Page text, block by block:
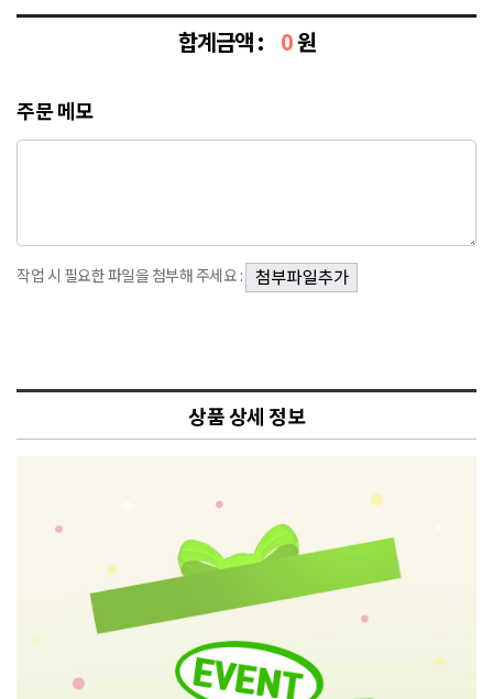
합계금액 : 0원
주문 메모
작업 시 필요한 파일을 첨부해 주세요 :
상품 상세 정보